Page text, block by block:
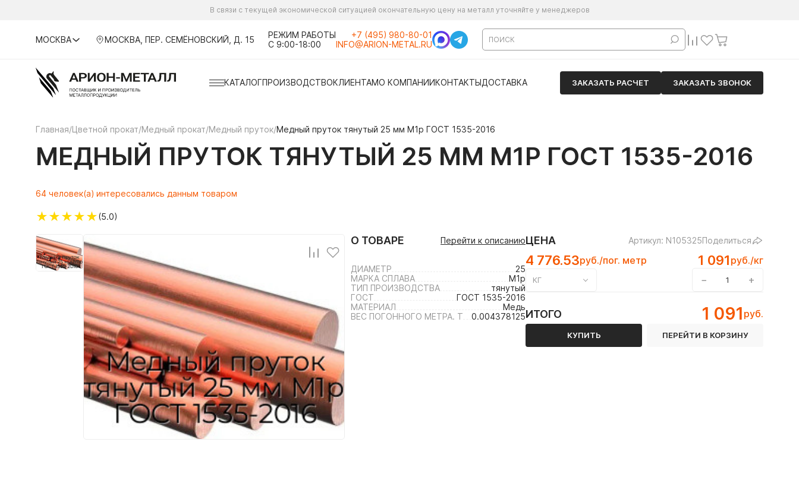
В связи с текущей экономической ситуацией окончательную цену на металл уточняйте у менеджеров
МОСКВА МОСКВА, ПЕР. СЕМЁНОВСКИЙ, Д. 15
РЕЖИМ РАБОТЫ
С 9:00-18:00
+7 (495) 980-80-01
INFO@ARION-METAL.RU
КАТАЛОГПРОИЗВОДСТВОКЛИЕНТАМО КОМПАНИИКОНТАКТЫДОСТАВКА ЗАКАЗАТЬ РАСЧЕТ ЗАКАЗАТЬ ЗВОНОК
Главная/Цветной прокат/Медный прокат/Медный пруток/Медный пруток тянутый 25 мм М1р ГОСТ 1535-2016
МЕДНЫЙ ПРУТОК ТЯНУТЫЙ 25 ММ М1Р ГОСТ 1535-2016
64 человек(а) интересовались данным товаром
★★★★★(5.0)
О ТОВАРЕ Перейти к описанию
ДИАМЕТР
25
МАРКА СПЛАВА
М1р
ТИП ПРОИЗВОДСТВА
тянутый
ГОСТ
ГОСТ 1535-2016
МАТЕРИАЛ
Медь
ВЕС ПОГОННОГО МЕТРА. Т
0.004378125
ЦЕНА Артикул: N105325Поделиться
4 776.53руб./пог. метр 1 091 руб./кг
КГ − +
ИТОГО 1 091 руб.
КУПИТЬ ПЕРЕЙТИ В КОРЗИНУ